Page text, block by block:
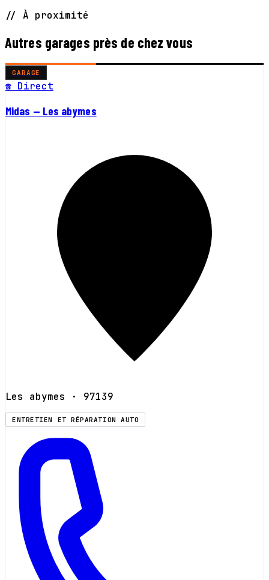
// À proximité
Autres garages près de chez vous
GARAGE
☎ Direct
Midas — Les abymes
Les abymes · 97139
ENTRETIEN ET RÉPARATION AUTO